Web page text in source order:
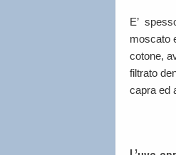
E’
moscato
cotone,
filtrato
capra ed